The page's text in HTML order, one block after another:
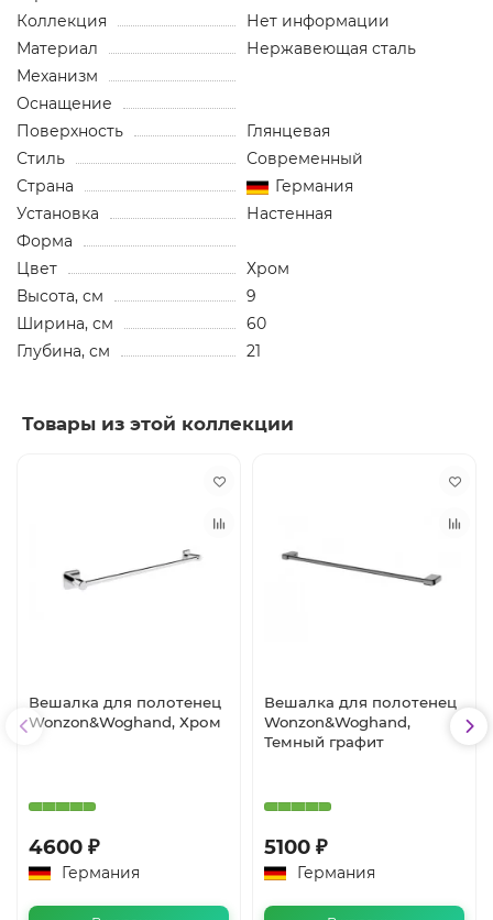
Коллекция
Нет информации
Материал
Нержавеющая сталь
Механизм
Оснащение
Поверхность
Глянцевая
Стиль
Современный
Страна
Германия
Установка
Настенная
Форма
Цвет
Хром
Высота, см
9
Ширина, см
60
Глубина, см
21
Товары из этой коллекции
Вешалка для полотенец
Wonzon&Woghand, Хром
4600 ₽
Германия
Вешалка для полотенец
Wonzon&Woghand,
Темный графит
5100 ₽
Германия